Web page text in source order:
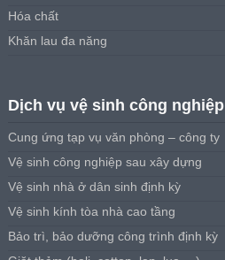
Hóa chất
Khăn lau đa năng
Dịch vụ vệ sinh công nghiệp
Cung ứng tạp vụ văn phòng – công ty
Vệ sinh công nghiệp sau xây dựng
Vệ sinh nhà ở dân sinh định kỳ
Vệ sinh kính tòa nhà cao tầng
Bảo trì, bảo dưỡng công trình định kỳ